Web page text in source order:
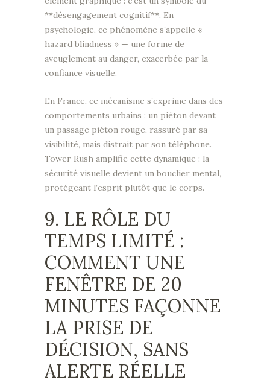
**désengagement cognitif**. En
psychologie, ce phénomène s’appelle «
hazard blindness » — une forme de
aveuglement au danger, exacerbée par la
confiance visuelle.
En France, ce mécanisme s’exprime dans des
comportements urbains : un piéton devant
un passage piéton rouge, rassuré par sa
visibilité, mais distrait par son téléphone.
Tower Rush amplifie cette dynamique : la
sécurité visuelle devient un bouclier mental,
protégeant l’esprit plutôt que le corps.
9. LE RÔLE DU
TEMPS LIMITÉ :
COMMENT UNE
FENÊTRE DE 20
MINUTES FAÇONNE
LA PRISE DE
DÉCISION, SANS
ALERTE RÉELLE